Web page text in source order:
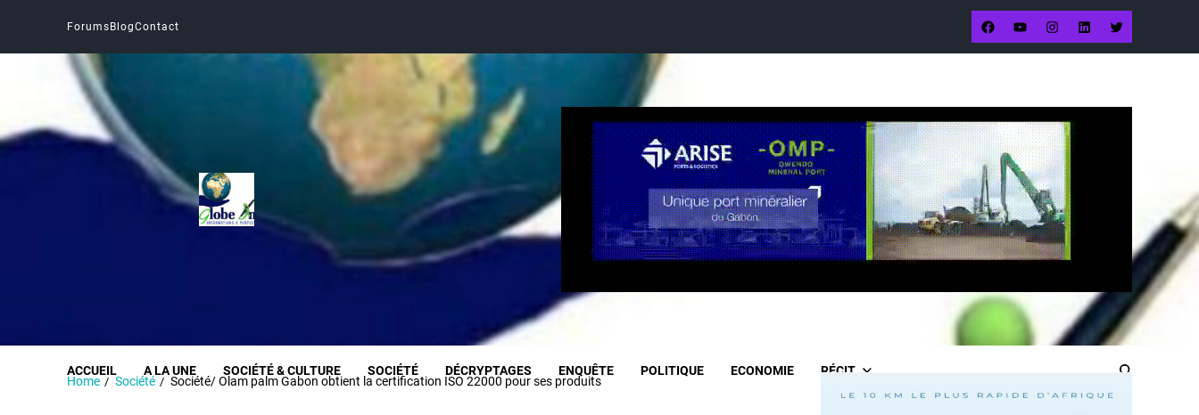
Forums BlogContact
ACCUEIL A LA UNE SOCIÉTÉ & CULTURE SOCIÉTÉ DÉCRYPTAGES ENQUÊTE POLITIQUE ECONOMIE RÉCIT
Home Société Société/ Olam palm Gabon obtient la certification ISO 22000 pour ses produits